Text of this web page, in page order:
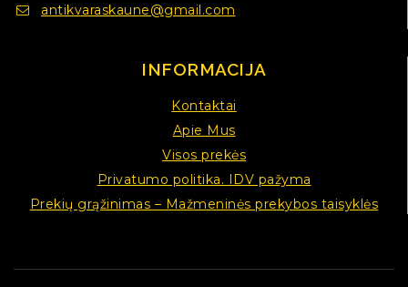
antikvaraskaune@gmail.com
INFORMACIJA
Kontaktai
Apie Mus
Visos prekės
Privatumo politika. IDV pažyma
Prekių grąžinimas – Mažmeninės prekybos taisyklės